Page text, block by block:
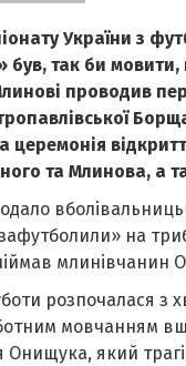
України з
був, так би мовити,
проводив
церемонія
та Млинова, а
на
млинівчанин
розпочалася з
мовчанням
Онищука, який